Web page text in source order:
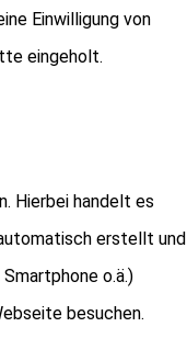
Einwilligung von
eingeholt.
Hierbei handelt es
erstellt und
o.ä.)
besuchen.